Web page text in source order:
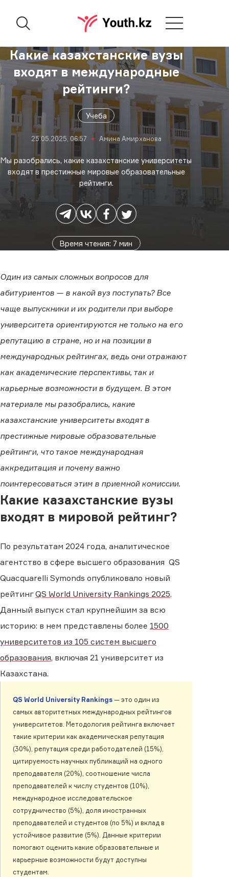
Какие казахстанские вузы
входят в международные
рейтинги?
Учеба
25.05.2025, 06:57 Амина Амирханова
Мы разобрались, какие казахстанские университеты
входят в престижные мировые образовательные
рейтинги.
Время чтения:7 мин
Один из самых сложных вопросов для
абитуриентов — в какой вуз поступать? Все
чаще выпускники и их родители при выборе
университета ориентируются не только на его
репутацию в стране, но и на позиции в
международных рейтингах, ведь они отражают
как академические перспективы, так и
карьерные возможности в будущем. В этом
материале мы разобрались, какие
казахстанские университеты входят в
престижные мировые образовательные
рейтинги, что такое международная
аккредитация и почему важно
поинтересоваться этим в приемной комиссии.
Какие казахстанские вузы
входят в мировой рейтинг?
По результатам 2024 года, аналитическое
агентство в сфере высшего образования QS
Quacquarelli Symonds опубликовало новый
рейтингQS World University Rankings 2025.
Данный выпуск стал крупнейшим за всю
историю: в нем представлены более 1500
университетов из 105 систем высшего
образования, включая 21 университет из
Казахстана.
QS World University Rankings — это один из
самых авторитетных международных рейтингов
университетов. Методология рейтинга включает
такие критерии как академическая репутация
(30%), репутация среди работодателей (15%),
цитируемость научных публикаций на одного
преподавателя (20%), соотношение числа
преподавателей к числу студентов (10%),
международное исследовательское
сотрудничество (5%), доля иностранных
преподавателей и студентов (по 5%) и вклад в
устойчивое развитие (5%). Данные критерии
помогают оценить какие образовательные и
карьерные возможности будут доступны
студентам.